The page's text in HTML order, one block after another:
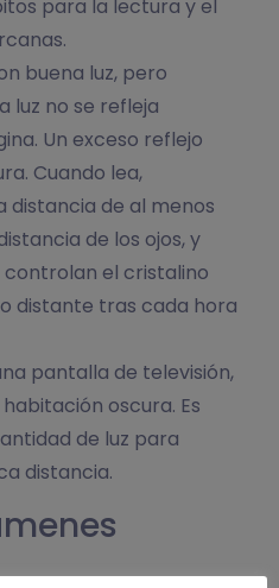
para la lectura y el
buena luz, pero
luz no se refleja
Un exceso reflejo
Cuando lea,
distancia de al menos
de los ojos, y
controlan el cristalino
distante tras cada hora
pantalla de televisión,
oscura. Es
de luz para
distancia.